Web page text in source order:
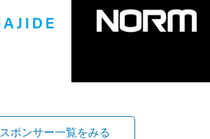
スポンサー一覧をみる